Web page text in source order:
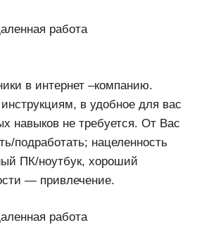
работа
в интернет –компанию.
в удобное для вас
навыков не требуется. От Вас
подработать; нацеленность
ПК/ноутбук, хороший
— привлечение.
работа